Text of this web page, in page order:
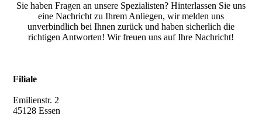
Sie haben Fragen an unsere Spezialisten? Hinterlassen Sie uns
eine Nachricht zu Ihrem Anliegen, wir melden uns
unverbindlich bei Ihnen zurück und haben sicherlich die
richtigen Antworten! Wir freuen uns auf Ihre Nachricht!
Filiale
Emilienstr. 2
45128 Essen